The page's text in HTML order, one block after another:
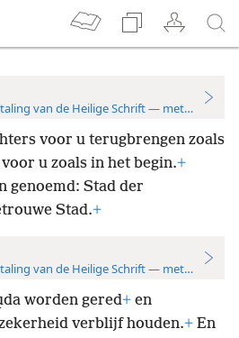
van de Heilige Schrift — met
voor u terugbrengen zoals
u zoals in het begin.+
genoemd: Stad der
Stad.+
van de Heilige Schrift — met
worden gered+ en
verblijf houden.+ En